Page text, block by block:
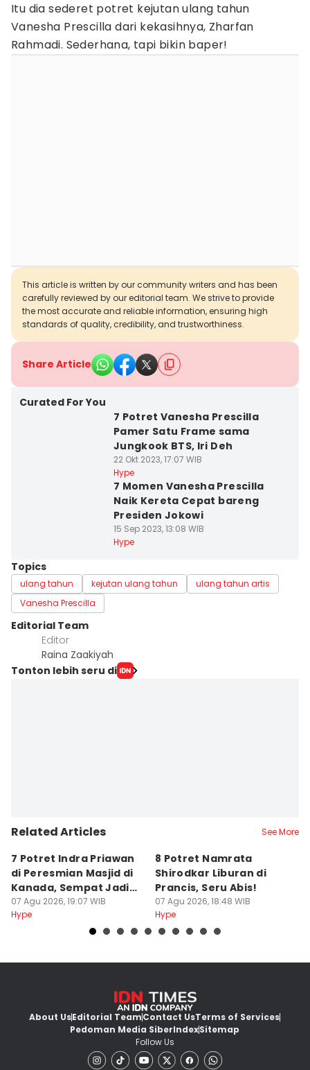
Itu dia sederet potret kejutan ulang tahun
Vanesha Prescilla dari kekasihnya, Zharfan
Rahmadi. Sederhana, tapi bikin baper!
This article is written by our community writers and has been
carefully reviewed by our editorial team. We strive to provide
the most accurate and reliable information, ensuring high
standards of quality, credibility, and trustworthiness.
Share Article
Curated For You
7 Potret Vanesha Prescilla
Pamer Satu Frame sama
Jungkook BTS, Iri Deh
22 Okt 2023, 17:07 WIB
Hype
7 Momen Vanesha Prescilla
Naik Kereta Cepat bareng
Presiden Jokowi
15 Sep 2023, 13:08 WIB
Hype
Topics
ulang tahun kejutan ulang tahun
ulang tahun artis
Vanesha Prescilla
Editorial Team
Editor
Raina Zaakiyah
Tonton lebih seru di
Related Articles See More
7 Potret Indra Priawan
di Peresmian Masjid di
Kanada, Sempat Jadi
Imam
07 Agu 2026, 19:07 WIB
Hype
8 Potret Namrata
Shirodkar Liburan di
Prancis, Seru Abis!
07 Agu 2026, 18:48 WIB
Hype
About UsEditorial TeamContact UsTerms of Services
Pedoman Media SiberIndexSitemap
Follow Us